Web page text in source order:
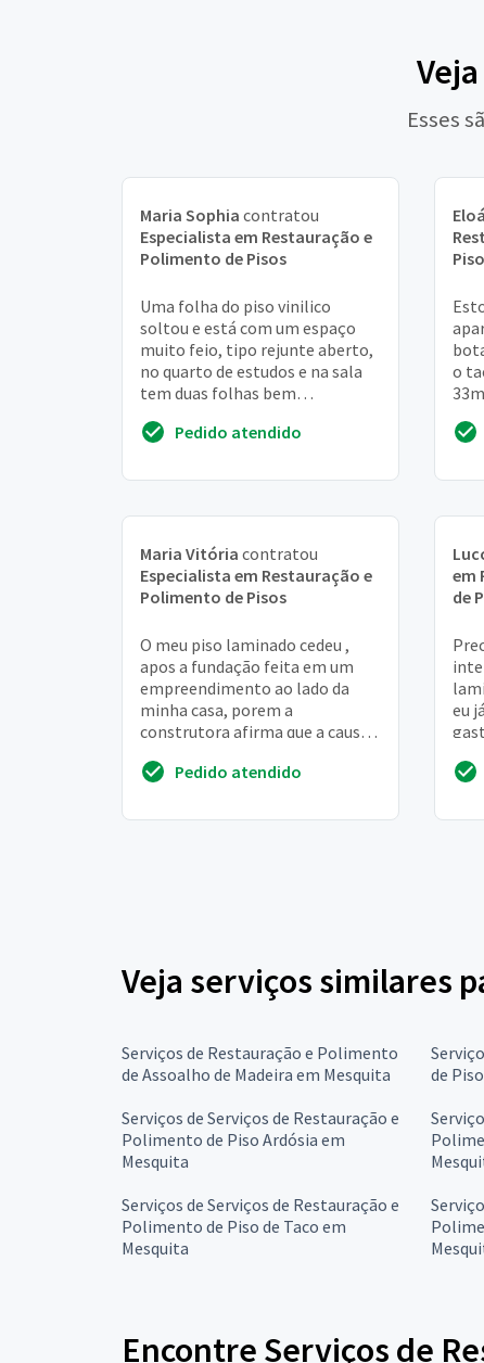
Esses
Maria Sophia contratou
Especialista em Restauração e
Polimento de Pisos
Uma folha do piso vinilico
soltou e está com um espaço
muito feio, tipo rejunte aberto,
no quarto de estudos e na sala
tem duas folhas bem
trocarPedido atendido
Eloá
o
Maria Vitória contratou
Especialista em Restauração e
Polimento de Pisos
O meu piso laminado cedeu ,
apos a fundação feita em um
empreendimento ao lado da
minha casa, porem a
construtora afirma que a causa
sao eles, preciso que seja...
Pedido atendido
em
de
eu
Veja serviços similares
Serviços de Restauração e Polimento
de Assoalho de Madeira em Mesquita
de
Serviços de Serviços de Restauração e
Polimento de Piso Ardósia em
Mesquita
Serviços de Serviços de Restauração e
Polimento de Piso de Taco em
Mesquita
Encontre Serviços de